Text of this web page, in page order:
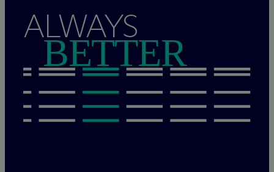
ALWAYS
BETTER